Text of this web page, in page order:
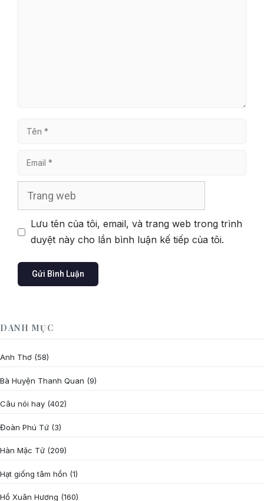
Tên
Email
Lưu tên của tôi, email, và trang web trong trình
duyệt này cho lần bình luận kế tiếp của tôi.
DANH MỤC
Anh Thơ (58)
Bà Huyện Thanh Quan (9)
Câu nói hay (402)
Đoàn Phú Tứ (3)
Hàn Mặc Tử (209)
Hạt giống tâm hồn (1)
Hồ Xuân Hương (160)